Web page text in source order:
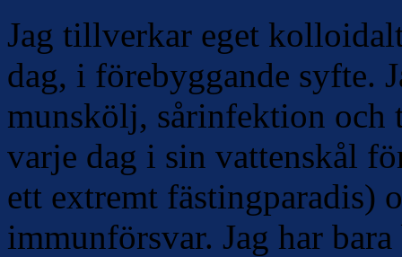
Jag tillverkar eget
dag, i förebyggande syfte.
munskölj, sårinfektion
varje dag i sin vattenskål
ett extremt fästingparadis)
immunförsvar. Jag har